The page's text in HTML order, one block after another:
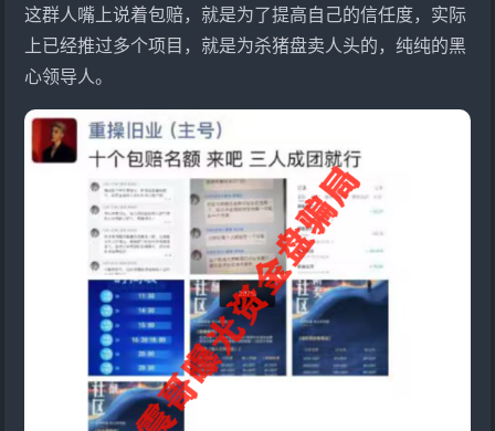
这群人嘴上说着包赔，就是为了提高自己的信任度，实际
上已经推过多个项目，就是为杀猪盘卖人头的，纯纯的黑
心领导人。